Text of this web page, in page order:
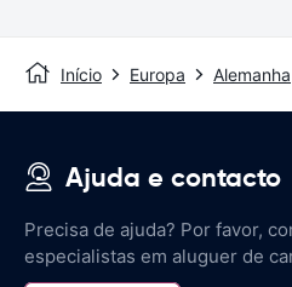
Início Europa Alemanha
Ajuda e contacto
Precisa de ajuda? Por favor,
especialistas em aluguer de